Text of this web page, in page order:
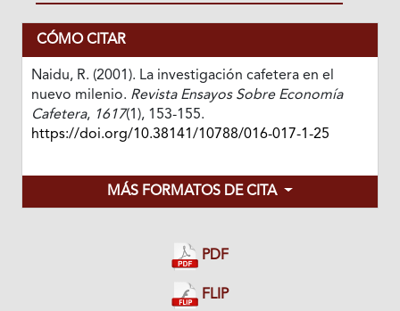
CÓMO CITAR
Naidu, R. (2001). La investigación cafetera en el
nuevo milenio. Revista Ensayos Sobre Economía
Cafetera, 1617(1), 153-155.
https://doi.org/10.38141/10788/016-017-1-25
MÁS FORMATOS DE CITA
PDF
FLIP